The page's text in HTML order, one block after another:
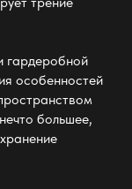
гардеробной
особенностей
большее,